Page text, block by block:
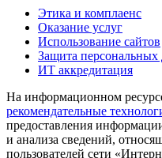
Этика и комплаенс
Оказание услуг
Использование сайтов
Защита
ИТ аккредитация
На информационном
рекомендательные
предоставления
и анализа сведений,
пользователей сети